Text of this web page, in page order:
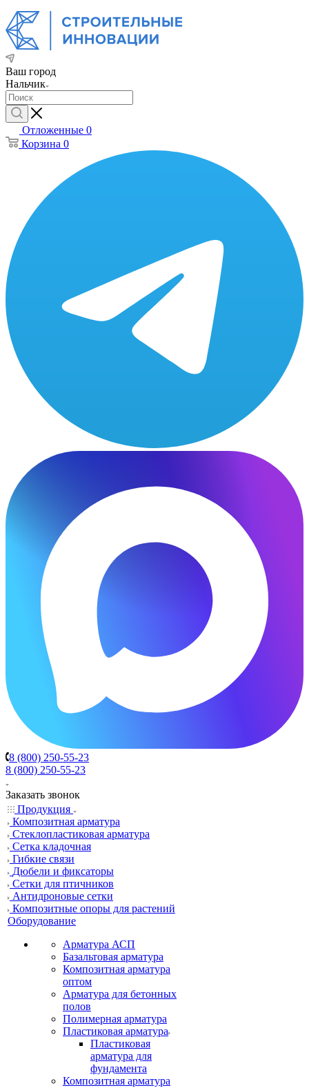
Ваш город
Нальчик
Отложенные 0
Корзина 0
8 (800) 250-55-23
8 (800) 250-55-23
Заказать звонок
Продукция
Композитная арматура
Cтеклопластиковая арматура
Сетка кладочная
Гибкие связи
Дюбели и фиксаторы
Сетки для птичников
Антидроновые сетки
Композитные опоры для растений
Оборудование
Арматура АСП
Базальтовая арматура
Композитная арматура
оптом
Арматура для бетонных
полов
Полимерная арматура
Пластиковая арматура
Пластиковая
арматура для
фундамента
Композитная арматура